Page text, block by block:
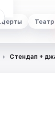
Театр
Стендап +